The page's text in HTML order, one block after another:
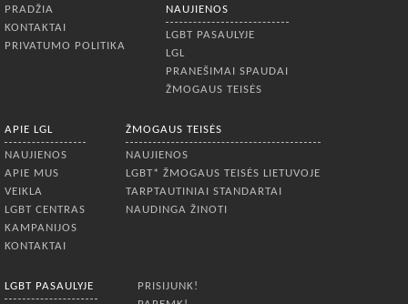
PRADŽIA
KONTAKTAI
PRIVATUMO POLITIKA
NAUJIENOS
LGBT PASAULYJE
LGL
PRANEŠIMAI SPAUDAI
ŽMOGAUS TEISĖS
APIE LGL
NAUJIENOS
APIE MUS
VEIKLA
LGBT CENTRAS
KAMPANIJOS
KONTAKTAI
ŽMOGAUS TEISĖS
NAUJIENOS
LGBT* ŽMOGAUS TEISĖS LIETUVOJE
TARPTAUTINIAI STANDARTAI
NAUDINGA ŽINOTI
LGBT PASAULYJE
PRISIJUNK!